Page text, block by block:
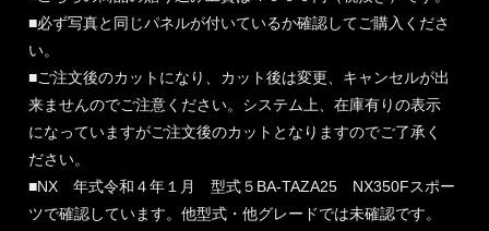
■必ず写真と同じパネルが付いているか確認してご購入くださ
い。
■ご注文後のカットになり、カット後は変更、キャンセルが出
来ませんのでご注意ください。システム上、在庫有りの表示
になっていますがご注文後のカットとなりますのでご了承く
ださい。
■NX 年式令和４年１月 型式５BA-TAZA25 NX350Fスポー
ツで確認しています。他型式・他グレードでは未確認です。